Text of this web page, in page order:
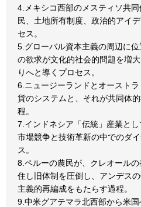
4.メキシコ西部のメスティソ共
民、土地所有制度、政治的アイ
セス。
5.グローバル資本主義の周辺に
の欲求が文化的社会的問題を増
りへと導くプロセス。
6.ニュージーランドとオースト
貨のシステムと、それが共同体
程。
7.インドネシア「伝統」産業とし
市場競争と技術革新の中でのダ
ス。
8.ペルーの農民が、クレオール
住し旧体制を圧倒し、アンデス
主義的再編成をもたらす過程。
9.中米グアテマラ北西部から米